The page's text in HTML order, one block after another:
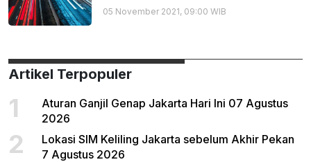
05 November 2021, 09:00 WIB
Artikel Terpopuler
1
Aturan Ganjil Genap Jakarta Hari Ini 07 Agustus
2026
2
Lokasi SIM Keliling Jakarta sebelum Akhir Pekan
7 Agustus 2026